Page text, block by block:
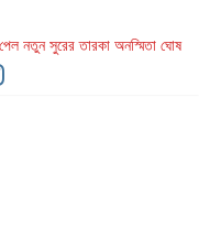
নতুন সুরের তারকা অনস্মিতা ঘোষ
দোতারা’